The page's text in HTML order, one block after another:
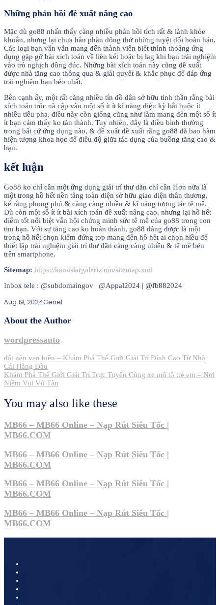
Những phản hồi đề xuất nâng cao
Mặc dù go88 nhấn thấy càng nhiều phản hồi tích rất & lành khỏe
khoắn, nhưng lại chưa hẳn phần đông thứ những tuyệt đối hoàn hảo.
Các loại bạn vẫn vẫn mang đến thành viên biết thỉnh thoảng ứng
dụng gặp gỡ bài xích toán về liên kết hoặc bị lag khi bạn trải nghiệm
vào trò nghịch đông đúc. Những bài xích toán này cũng đề xuất
được nhà tăng cao thông qua & giải quyết & khắc phục để đáp ứng
trải nghiệm bạn béo nhất.
Bên cạnh ấy, một rất càng nhiều tín đồ dân sở hữu tinh thần rằng bài
xích toán tróc nã cập vào một số ít ít kĩ năng diệu kỳ bắt buộc ít
nhiều tiêu pha, điều này còn giống cũng như làm mang đến một số ít
ít bạn cảm thấy ko tán thành. Tuy nhiên, đây là điều bình thường
trong bất cứ ứng dụng nào, & đề xuất đề xuất rằng go88 đã bao hàm
hiện tượng khoa học để điều độ giữa tác dụng của buồng tăng cao &
bạn.
kết luận
Go88 ko chỉ cần một ứng dụng giải trí thư dãn chỉ cần Hơn nữa là
một trong hồ hết nền tảng toàn diện sở hữu giao diện thân thương,
kể rằng phong phú & càng càng nhiều & kĩ năng tương tác tê mê.
Dù còn một số ít ít bài xích toán đề xuất nâng cao, nhưng lại hồ hết
điểm tốt nổi biệt vẫn hội chứng minh sức tê mê của go88 trong con
tim bạn. Với sự tăng cao ko hoàn thành, go88 đáng được là một
trong hồ hết chọn kiếm đứng top mang đến hồ hết ai chọn hiều để
thiết lập trải nghiệm giải trí thư dãn càng càng nhiều & tê mê bên
trên smartphone.
Sitemap: https://kamislargaleri.com/sitemap.xml
Inbox tele : @subdomaingov | @Appal2024 | @fb882024
Aug 19, 2024Genel
About the Author
wordpressauto
Post
navigation
đất nền ven biển – Khám Phá Thế Giới Giải Trí Đỉnh Cao Từ Nhà
Cái Hàng Đầu
Khám Phá Thế Giới Giải Trí Trực Tuyến Cùng xe mô tô trẻ em – Nơi
Niềm Vui Vô Tận
You may also like these
MB66 – MB66 Online – Nạp Rút Siêu Tốc |
MB66.COM
MB66 – MB66 Online – Nạp Rút Siêu Tốc |
MB66.COM
MB66 – MB66 Online – Nạp Rút Siêu Tốc |
MB66.COM
MB66 – MB66 Online – Nạp Rút Siêu Tốc |
MB66.COM